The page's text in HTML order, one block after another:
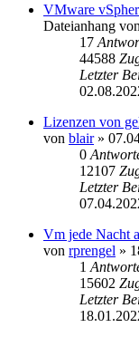
VMware
Dateianhang von
17
44588
Letzter
Lizenzen von
von blair»
0
12107
Letzter
Vm jede Nacht
von rprengel »
1
15602
Letzter